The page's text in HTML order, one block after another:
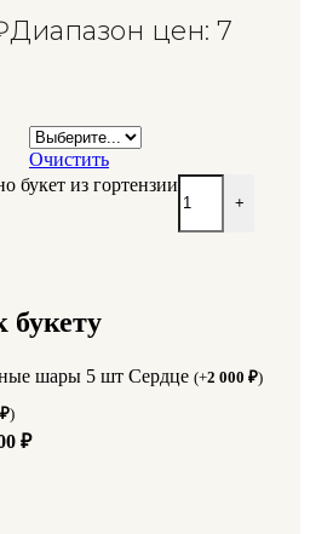
Диапазон цен: 7
Очистить
букет из гортензии
+
букету
шары 5 шт Сердце (+2 000 ₽)
₽)
₽